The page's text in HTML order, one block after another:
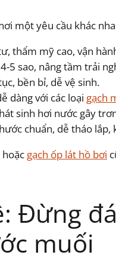
một yêu cầu khác
thẩm mỹ cao, vận
5 sao, nâng tầm trải
bền bỉ, dễ vệ sinh.
dàng với các loại gạch
sinh hơi nước gây
chuẩn, dễ tháo
hoặc gạch ốp lát hồ bơi
Đừng
muối